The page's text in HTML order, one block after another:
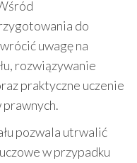
do
uwagę na
rozwiązywanie
praktyczne uczenie
pozwala utrwalić
w przypadku